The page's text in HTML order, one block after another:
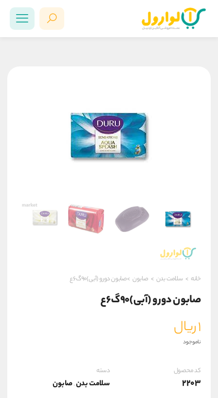
خانه > سلامت بدن > صابون >صابون دورو (آبی)۹۰گ۶ع
صابون دورو (آبی)۹۰گ۶ع
۱ریال
ناموجود
کد محصول
2203
دسته
سلامت بدن,صابون